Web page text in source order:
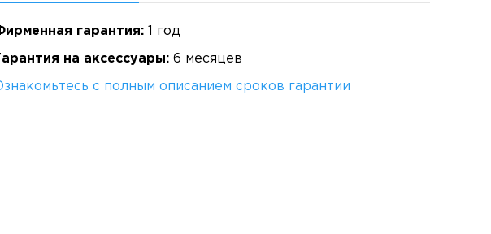
гарантия:1 год
на аксессуары:6 месяцев
с полным описанием сроков гарантии